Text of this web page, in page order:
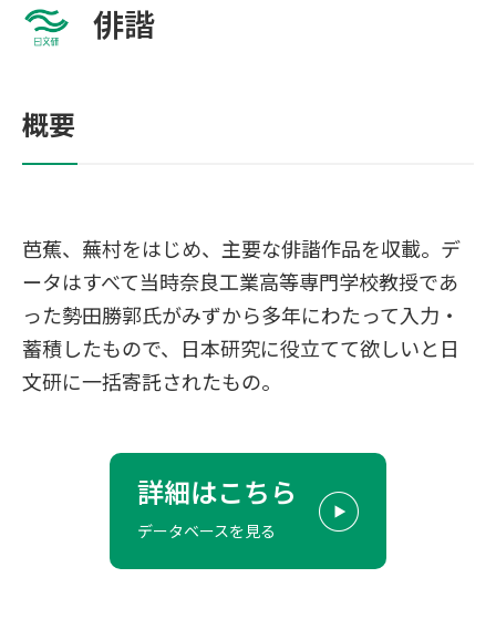
俳諧
概要
芭蕉、蕪村をはじめ、主要な俳諧作品を収載。デ
ータはすべて当時奈良工業高等専門学校教授であ
った勢田勝郭氏がみずから多年にわたって入力・
蓄積したもので、日本研究に役立てて欲しいと日
文研に一括寄託されたもの。
詳細はこちら
データベースを見る